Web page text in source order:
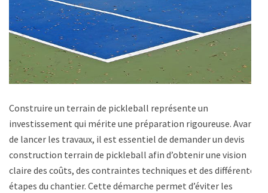
Construire un terrain de pickleball représente un
investissement qui mérite une préparation rigoureuse. Avant
de lancer les travaux, il est essentiel de demander un devis
construction terrain de pickleball afin d’obtenir une vision
claire des coûts, des contraintes techniques et des différentes
étapes du chantier. Cette démarche permet d’éviter les